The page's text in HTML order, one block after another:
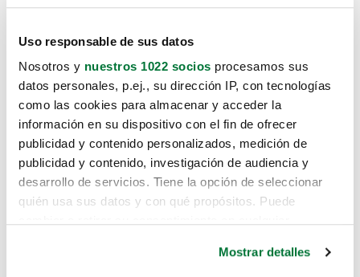
Uso responsable de sus datos
Nosotros y nuestros 1022 socios procesamos sus
datos personales, p.ej., su dirección IP, con tecnologías
como las cookies para almacenar y acceder la
información en su dispositivo con el fin de ofrecer
publicidad y contenido personalizados, medición de
publicidad y contenido, investigación de audiencia y
desarrollo de servicios. Tiene la opción de seleccionar
quién usa sus datos y con qué propósitos. Puede
Mostrar detalles
Lo sentimos, no sabemos como
te hemos traido hasta aquí.
Pero puedes encontrar el coche que estás
buscando en alguno de estos enlaces: